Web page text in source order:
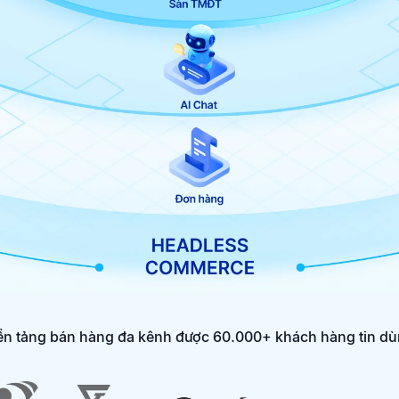
tảng bán hàng đa kênh được 60.000+ khách hàng tin